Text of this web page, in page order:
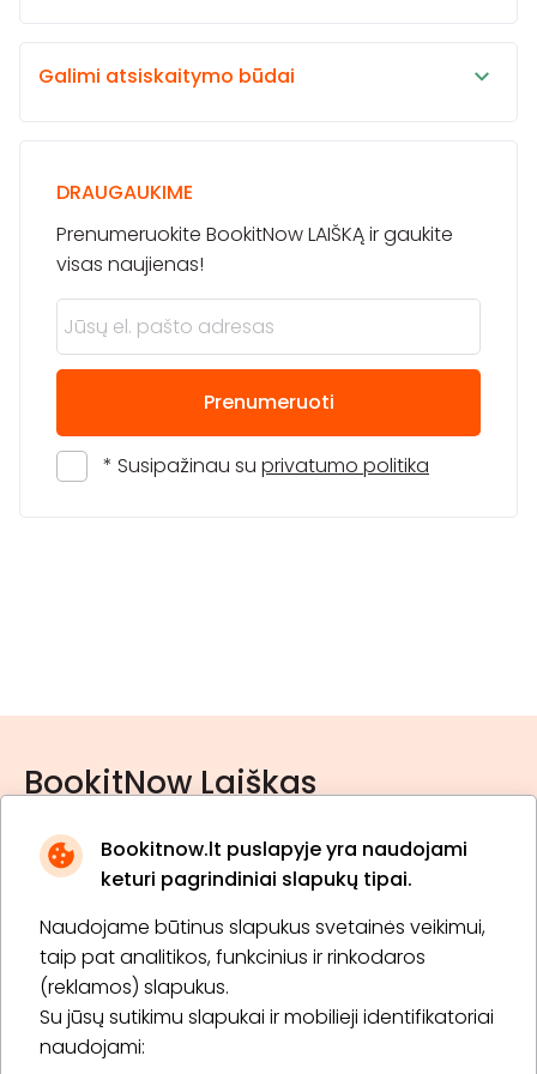
Bookitnow.lt puslapyje yra naudojami
keturi pagrindiniai slapukų tipai.
Naudojame būtinus slapukus svetainės veikimui,
taip pat analitikos, funkcinius ir rinkodaros
(reklamos) slapukus.
Su jūsų sutikimu slapukai ir mobilieji identifikatoriai
naudojami:
Galimi atsiskaitymo būdai
DRAUGAUKIME
Prenumeruokite BookitNow LAIŠKĄ ir gaukite
visas naujienas!
Prenumeruoti
* Susipažinau su privatumo politika
BookitNow Laiškas
* Susipažinau su privatumo politika
Prenumeruoti